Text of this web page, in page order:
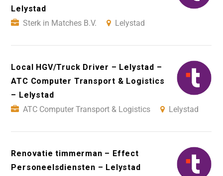
Lelystad
Sterk in Matches B.V.
Lelystad
Local HGV/Truck Driver – Lelystad –
ATC Computer Transport & Logistics
– Lelystad
ATC Computer Transport & Logistics
Lelystad
Renovatie timmerman – Effect
Personeelsdiensten – Lelystad